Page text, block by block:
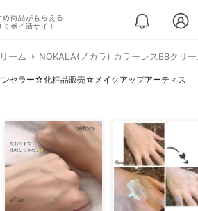
め商品がもらえる
ミポイ活サイト
ーム NOKALA(ノカラ) カラーレスBBクリ
ンセラー☆化粧品販売☆メイクアップアーティス